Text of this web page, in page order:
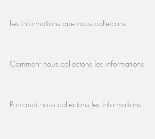
Les informations que nous collectons
Comment nous collectons les informations
Pourquoi nous collectons les informations